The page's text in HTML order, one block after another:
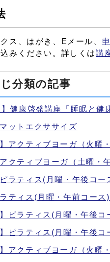
ス、はがき、Eメール、
みください。詳しくは講
分類の記事
】健康啓発講座「睡眠と
ットエクササイズ
アクティブヨーガ（火曜
クティブヨーガ（土曜・
ラティス(月曜・午後コー
ティス(月曜・午前コース)
ピラティス(月曜・午後コ
ピラティス(月曜・午後コ
アクティブヨーガ（火曜